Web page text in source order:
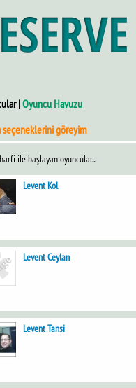
|Oyuncu Havuzu
seçeneklerini göreyim
harfi ile başlayan oyuncular...
Levent Kol
Levent Ceylan
Levent Tansi